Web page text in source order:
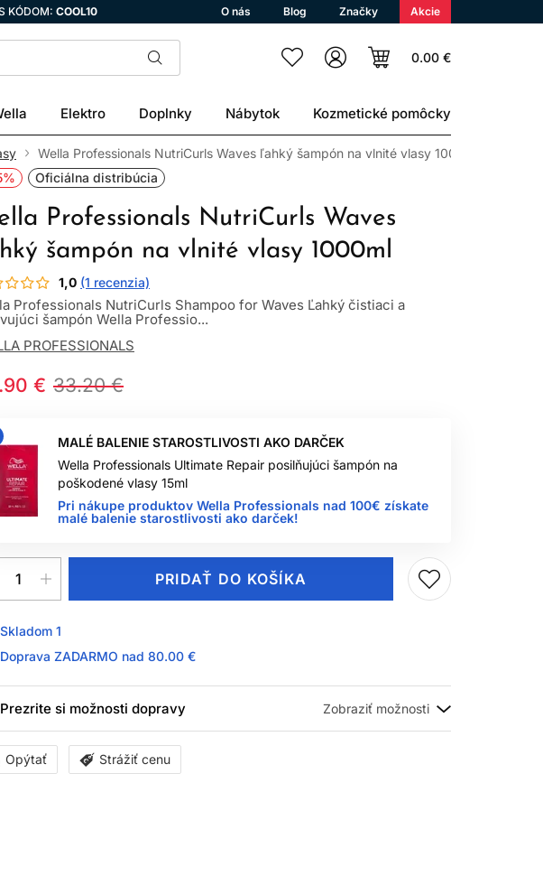
KÓDOM: COOL10 O nás Blog Značky Akcie
0.00 €
Elektro Doplnky Nábytok Kozmetické pomôcky
Wella Professionals NutriCurls Waves ľahký šampón na vlnité vlasy 1000ml
Oficiálna distribúcia
Professionals NutriCurls Waves
šampón na vlnité vlasy 1000ml
1,0 (1 recenzia)
Professionals NutriCurls Shampoo for Waves Ľahký čistiaci a
šampón Wella Professio...
PROFESSIONALS
33.20 €
€
MALÉ BALENIE STAROSTLIVOSTI AKO DARČEK
Wella Professionals Ultimate Repair posilňujúci šampón na
poškodené vlasy 15ml
Pri nákupe produktov Wella Professionals nad 100€ získate
malé balenie starostlivosti ako darček!
PRIDAŤ DO KOŠÍKA
Skladom 1
Doprava ZADARMO nad 80.00 €
Prezrite si možnosti dopravy
Opýtať Strážiť cenu